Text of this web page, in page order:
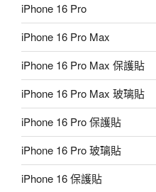
iPhone 16 Pro
iPhone 16 Pro Max
iPhone 16 Pro Max 保護貼
iPhone 16 Pro Max 玻璃貼
iPhone 16 Pro 保護貼
iPhone 16 Pro 玻璃貼
iPhone 16 保護貼